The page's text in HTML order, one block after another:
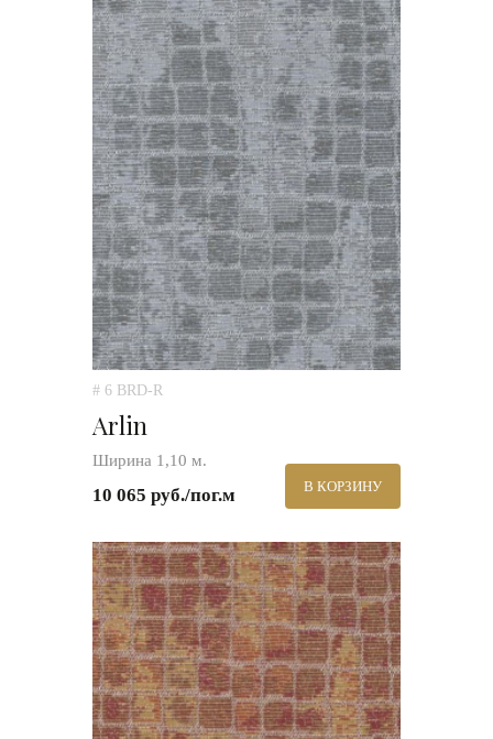
# 6 BRD-R
Arlin
Ширина 1,10 м.
10 065 руб./пог.м В КОРЗИНУ